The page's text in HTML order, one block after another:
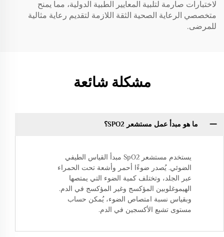
لاختبارات صارمة لتلبية المعايير الطبية الدولية، مما يمنح
متخصصي الرعاية الصحية الثقة اللازمة لتقديم رعاية مثالية
للمرضى.
مشكلة شائعة
ما هو مبدأ عمل مستشعر SPO2؟
يستخدم مستشعر SpO2 مبدأ القياس الطيفي
الضوئي. يُصدر ضوءًا أحمر وأشعة تحت الحمراء
عبر الجلد، وتختلف كمية الضوء التي يمتصها
الهيموغلوبين المؤكسج وغير المؤكسج في الدم.
وبقياس نسبة امتصاص الضوء، يُمكن حساب
مستوى تشبع الأكسجين في الدم.